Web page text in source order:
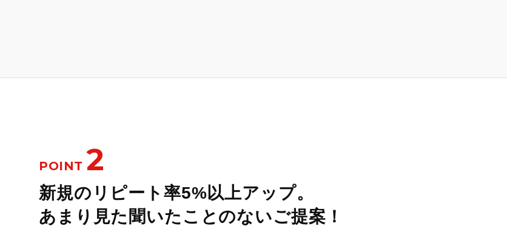
POINT 2
新規のリピート率5%以上アップ。
あまり見た聞いたことのないご提案！